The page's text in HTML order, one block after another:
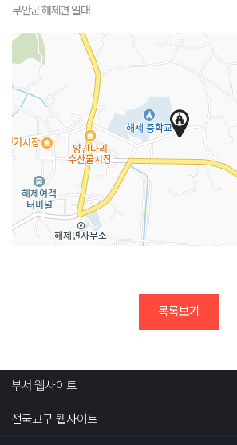
무안군 해제면 일대
목록보기
부서 웹사이트
전국교구 웹사이트